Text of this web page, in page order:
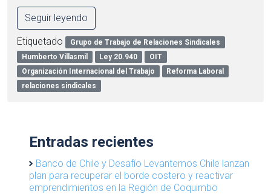
Seguir leyendo
Etiquetado
Grupo de Trabajo de Relaciones Sindicales
Humberto Villasmil
Ley 20.940
OIT
Organización Internacional del Trabajo
Reforma Laboral
relaciones sindicales
Entradas recientes
Banco de Chile y Desafío Levantemos Chile lanzan
plan para recuperar el borde costero y reactivar
emprendimientos en la Región de Coquimbo